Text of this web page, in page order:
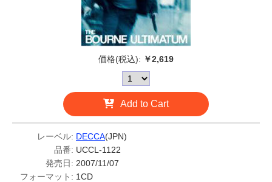
価格(税込): ￥2,619
Add to Cart
レーベル: DECCA(JPN)
品番: UCCL-1122
発売日: 2007/11/07
フォーマット: 1CD